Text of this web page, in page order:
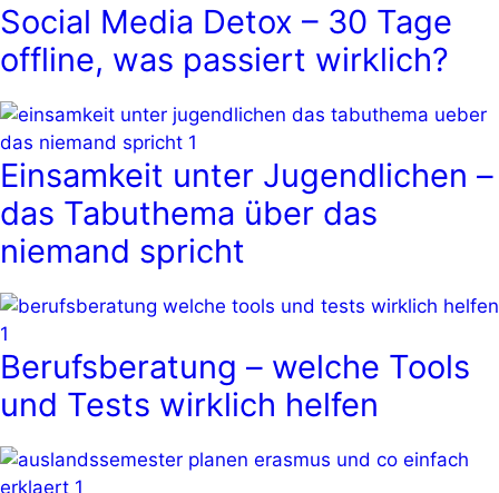
Social Media Detox – 30 Tage
offline, was passiert wirklich?
Einsamkeit unter Jugendlichen –
das Tabuthema über das
niemand spricht
Berufsberatung – welche Tools
und Tests wirklich helfen